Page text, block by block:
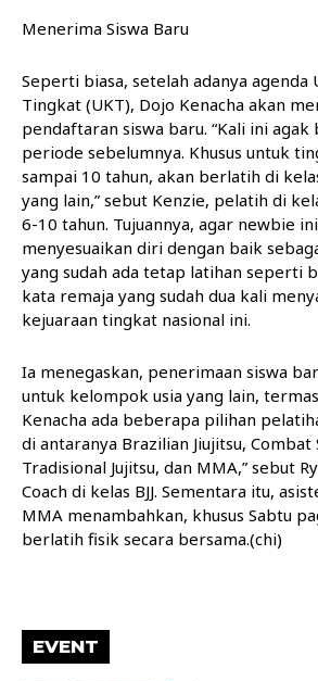
Menerima Siswa Baru
Seperti biasa, setelah adanya agenda
Tingkat (UKT), Dojo Kenacha akan
pendaftaran siswa baru. “Kali ini
periode sebelumnya. Khusus untuk
sampai 10 tahun, akan berlatih di
yang lain,” sebut Kenzie, pelatih di
6-10 tahun. Tujuannya, agar newbie
menyesuaikan diri dengan baik
yang sudah ada tetap latihan seperti
kata remaja yang sudah dua kali
kejuaraan tingkat nasional ini.
Ia menegaskan, penerimaan siswa
untuk kelompok usia yang lain,
Kenacha ada beberapa pilihan
di antaranya Brazilian Jiujitsu, Combat
Tradisional Jujitsu, dan MMA,” sebut
Coach di kelas BJJ. Sementara itu,
MMA menambahkan, khusus Sabtu
berlatih fisik secara bersama.(chi)
EVENT